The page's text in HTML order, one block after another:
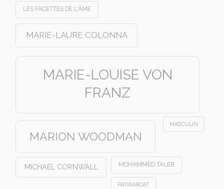
LES FACETTES DE L'ÂME
MARIE-LAURE COLONNA
MARIE-LOUISE VON
FRANZ
MARION WOODMAN
MASCULIN
MICHAEL CORNWALL MOHAMMED TALEB
PATRIARCAT